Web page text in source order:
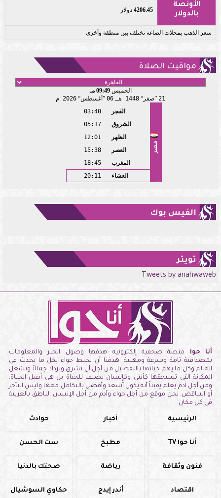
الأونصة
بالدولار
4206.45 دولار
سعر الذهب بمحلات الصاغة تختلف بين منطقة وأخرى
مواقيت الصلاة
الخميس09:49 مـ
21 صفر 1448 هـ 06 أغسطس 2026 م
مصر
الفجر
03:40
الشروق
05:17
الظهر
12:01
العصر
15:38
المغرب
18:45
العشاء
20:11
الفيس بوك
تويتر
Tweets by anahwaweb
أنا حوا منصة صحفية إلكترونيه هدفها وصول الخبر والمعلومات
بمصداقية تامة وسرعة ومهنية. هدفنا أن نحيط حواء بكل ما يحدث فى
العالم وكل ما يهم حياتها بالتفصيل من أجل أن تشرق وتزداد جمالاً وتشغل
المكانة التى تستحقها كأنثى وكإنسان يضيف للحياة بل هى أصل الحياة.
ومن أجل آدم يعلم يقيناً أنه يكون أسعد وأفضل بالتكامل معها وليس التأخر
أو التناقض. نحن موقع من أجل حواء وآدم من أجل الإنسان الناطق بالعربية
فى كل مكان.
الرئيسية أخبار حوادث
أنا حوا TV مطبخ ست الحسن
فنون وثقافة رياضة صحتك بالدنيا
اقتصاد أندر إيدج حكاوي السوشيال